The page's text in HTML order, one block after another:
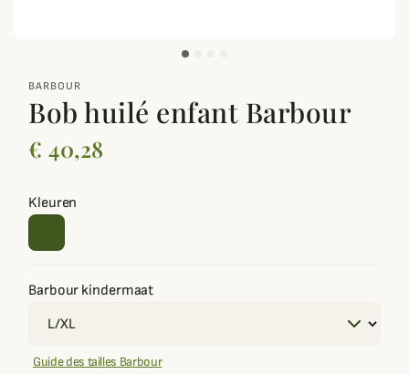
BARBOUR
Bob huilé enfant Barbour
€ 40,28
Kleuren
Barbour kindermaat
Guide des tailles Barbour